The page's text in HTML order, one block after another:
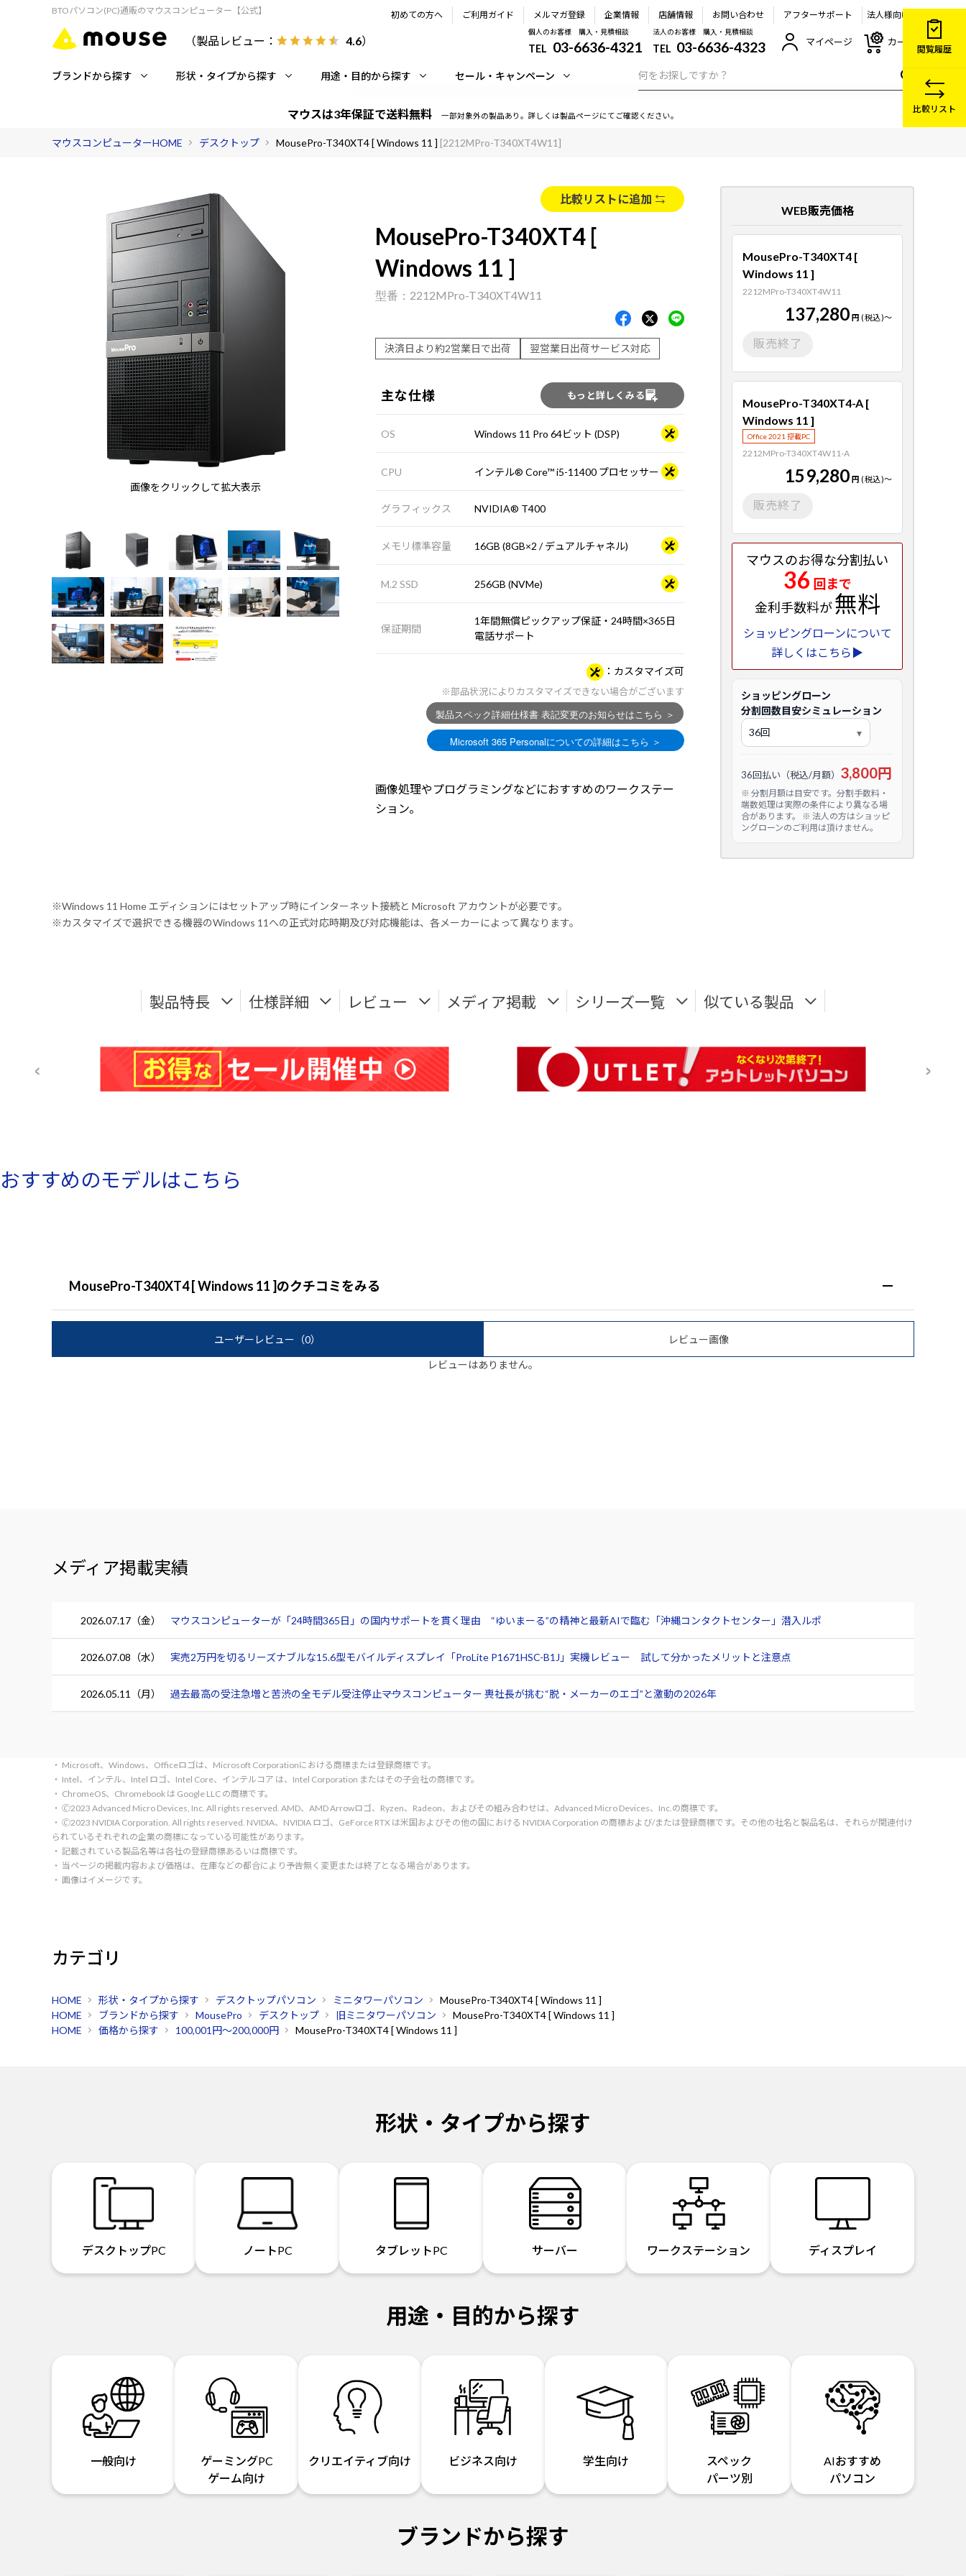
BTOパソコン(PC)通販のマウスコンピューター【公式】
（製品レビュー： 4.6）
初めての方へ ご利用ガイド メルマガ登録 企業情報 店舗情報 お問い合わせ アフターサポート 法人様向け
個人のお客様 購入・見積相談
TEL 03-6636-4321
法人のお客様 購入・見積相談
TEL 03-6636-4323 マイページ カート
ブランドから探す 形状・タイプから探す 用途・目的から探す セール・キャンペーン
マウスは3年保証で送料無料 一部対象外の製品あり。詳しくは製品ページにてご確認ください。
マウスコンピューターHOME デスクトップ MousePro-T340XT4 [ Windows 11 ] [2212MPro-T340XT4W11]
画像をクリックして拡大表示
比較リストに追加
MousePro-T340XT4 [
Windows 11 ]
2212MPro-T340XT4W11
決済日より約2営業日で出荷 翌営業日出荷サービス対応
主な仕様 もっと詳しくみる
OS Windows 11 Pro 64ビット (DSP)
CPU インテル® Core™ i5-11400 プロセッサー
グラフィックス NVIDIA® T400
メモリ標準容量 16GB (8GB×2 / デュアルチャネル)
M.2 SSD 256GB (NVMe)
保証期間
1年間無償ピックアップ保証・24時間×365日
電話サポート
カスタマイズ可
※部品状況によりカスタマイズできない場合がございます
画像処理やプログラミングなどにおすすめのワークステー
ション。
WEB販売価格
MousePro-T340XT4 [
Windows 11 ]
2212MPro-T340XT4W11
137,280 円 (税込)～
販売終了
MousePro-T340XT4-A [
Windows 11 ]
Office 2021 搭載PC
2212MPro-T340XT4W11-A
159,280 円 (税込)～
販売終了
マウスのお得な分割払い
36 回まで
金利手数料が無料
ショッピングローンについて
詳しくはこちら▶
ショッピングローン
分割回数目安シミュレーション
36回払い（税込/月額） 3,800円
※ 分割月額は目安です。分割手数料・
端数処理は実際の条件により異なる場
合があります。 ※ 法人の方はショッピ
ングローンのご利用は頂けません。
※Windows 11 Home エディションにはセットアップ時にインターネット接続と Microsoft アカウントが必要です。
※カスタマイズで選択できる機器のWindows 11への正式対応時期及び対応機能は、各メーカーによって異なります。
製品特長 仕様詳細 レビュー メディア掲載 シリーズ一覧 似ている製品
おすすめのモデルはこちら
MousePro-T340XT4 [ Windows 11 ]のクチコミをみる
ユーザーレビュー （0） レビュー画像
レビューはありません。
メディア掲載実績
2026.07.17（金） マウスコンピューターが「24時間365日」の国内サポートを貫く理由 “ゆいまーる”の精神と最新AIで臨む「沖縄コンタクトセンター」潜入ルポ
2026.07.08（水） 実売2万円を切るリーズナブルな15.6型モバイルディスプレイ「ProLite P1671HSC-B1J」実機レビュー 試して分かったメリットと注意点
2026.05.11（月） 過去最高の受注急増と苦渋の全モデル受注停止――マウスコンピューター 軣社長が挑む“脱・メーカーのエゴ”と激動の2026年
・ Microsoft、Windows、Officeロゴは、Microsoft Corporationにおける商標または登録商標です。
・ Intel、インテル、Intel ロゴ、Intel Core、インテルコア は、Intel Corporation またはその子会社の商標です。
・ ChromeOS、Chromebook は Google LLC の商標です。
・ 🄫2023 Advanced Micro Devices, Inc. All rights reserved. AMD、AMD Arrowロゴ、Ryzen、Radeon、およびその組み合わせは、Advanced Micro Devices、Inc.の商標です。
・ 🄫2023 NVIDIA Corporation. All rights reserved. NVIDIA、NVIDIA ロゴ、GeForce RTX は米国およびその他の国における NVIDIA Corporation の商標および/または登録商標です。その他の社名と製品名は、それらが関連付け
られているそれぞれの企業の商標になっている可能性があります。
・ 記載されている製品名等は各社の登録商標あるいは商標です。
・ 当ページの掲載内容および価格は、在庫などの都合により予告無く変更または終了となる場合があります。
・ 画像はイメージです。
カテゴリ
HOME 形状・タイプから探す デスクトップパソコン ミニタワーパソコン
MousePro-T340XT4 [ Windows 11 ]
HOME
ブランドから探す MousePro デスクトップ 旧ミニタワーパソコン
MousePro-T340XT4 [ Windows 11 ]
HOME
価格から探す 100,001円～200,000円 MousePro-T340XT4 [ Windows 11 ]
形状・タイプから探す
デスクトップPC ノートPC タブレットPC サーバー ワークステーション ディスプレイ
用途・目的から探す
一般向け
ゲーミングPC
ゲーム向け
クリエイティブ向け ビジネス向け 学生向け
スペック
パーツ別
AIおすすめ
パソコン
ブランドから探す
閲覧履歴
比較リスト